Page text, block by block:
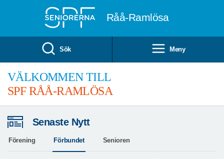
Råå-Ramlösa
Sök Meny
VÄLKOMMEN TILL
SPF RÅÅ-RAMLÖSA
Senaste Nytt
Förening Förbundet Senioren